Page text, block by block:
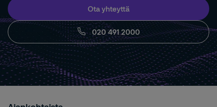
020 491 2000
Ota yhteyttä